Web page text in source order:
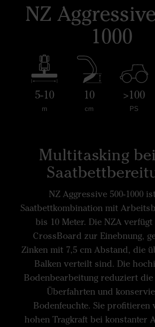
NZ
1000
5-10
m
10
cm
>100
PS
Multitasking
NZ Aggressive 500-1000
Saatbettkombination mit
bis 10 Meter. Die NZA
CrossBoard zur Einebnung,
Zinken mit 7,5 cm Abstand, die
Balken verteilt sind. Die
Bodenbearbeitung reduziert
Überfahrten und
Bodenfeuchte. Sie profitieren
hohen Tragkraft bei konstanter